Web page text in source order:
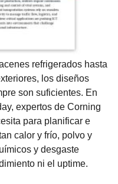
refrigerados hasta
los diseños
son suficientes. En
expertos de Corning
para planificar e
calor y frío, polvo y
y desgaste
ni el uptime.